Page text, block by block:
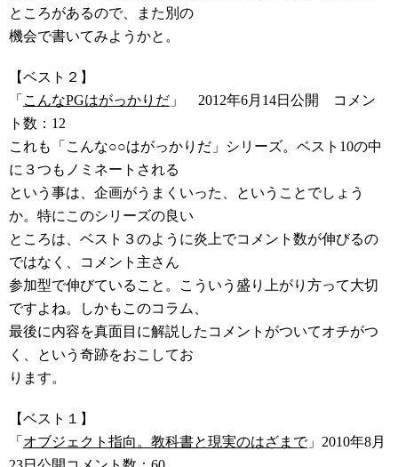
ところがあるので、また別の
機会で書いてみようかと。
【ベスト２】
「 こんなPGはがっかりだ 」 2012年6月14日公開 コメン
ト数：12
これも「こんな○○はがっかりだ」シリーズ。ベスト10の中
に３つもノミネートされる
という事は、企画がうまくいった、ということでしょう
か。特にこのシリーズの良い
ところは、ベスト３のように炎上でコメント数が伸びるの
ではなく、コメント主さん
参加型で伸びていること。こういう盛り上がり方って大切
ですよね。しかもこのコラム、
最後に内容を真面目に解説したコメントがついてオチがつ
く、という奇跡をおこしてお
ります。
【ベスト１】
「 オブジェクト指向。教科書と現実のはざまで」2010年8月